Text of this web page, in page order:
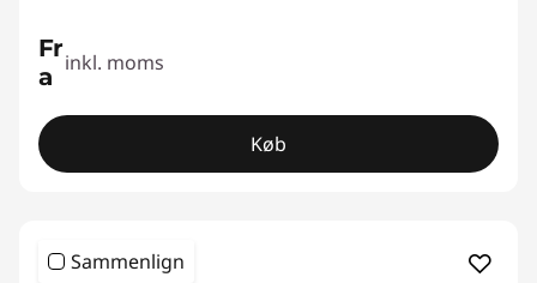
Fr
a inkl. moms
Køb
Sammenlign